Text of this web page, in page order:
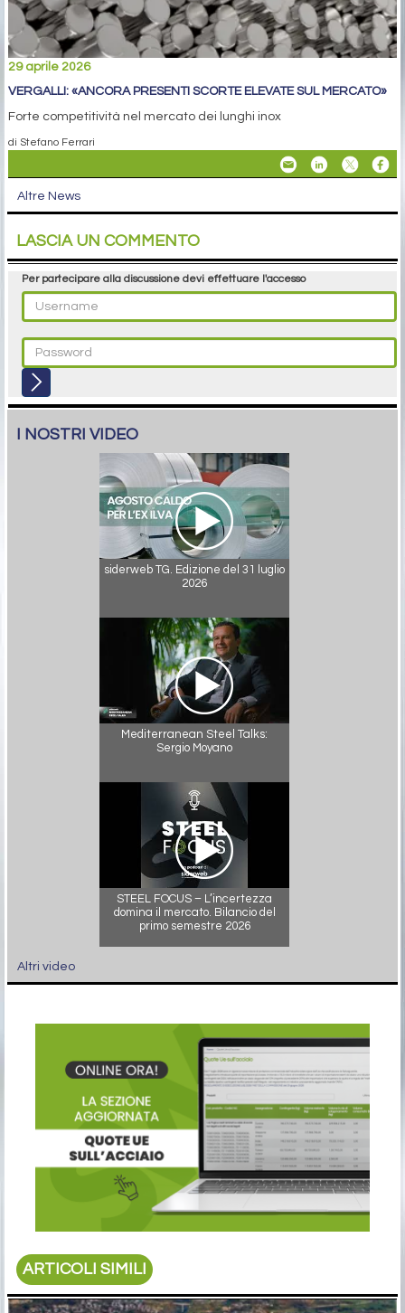
29 aprile 2026
VERGALLI: «ANCORA PRESENTI SCORTE ELEVATE SUL MERCATO»
Forte competitività nel mercato dei lunghi inox
di Stefano Ferrari
Altre News
LASCIA UN COMMENTO
Per partecipare alla discussione devi effettuare l'accesso
I NOSTRI VIDEO
siderweb TG. Edizione del 31 luglio
2026
Mediterranean Steel Talks:
Sergio Moyano
STEEL FOCUS – L’incertezza
domina il mercato. Bilancio del
primo semestre 2026
Altri video
ARTICOLI SIMILI